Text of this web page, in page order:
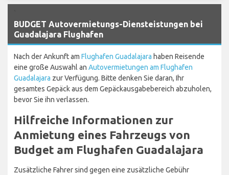
BUDGET Autovermietungs-Diensteistungen bei
Guadalajara Flughafen
Nach der Ankunft am Flughafen Guadalajara haben Reisende
eine große Auswahl an Autovermietungen am Flughafen
Guadalajara zur Verfügung. Bitte denken Sie daran, Ihr
gesamtes Gepäck aus dem Gepäckausgabebereich abzuholen,
bevor Sie ihn verlassen.
Hilfreiche Informationen zur
Anmietung eines Fahrzeugs von
Budget am Flughafen Guadalajara
Zusätzliche Fahrer sind gegen eine zusätzliche Gebühr